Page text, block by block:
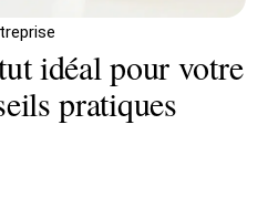
idéal pour votre
pratiques